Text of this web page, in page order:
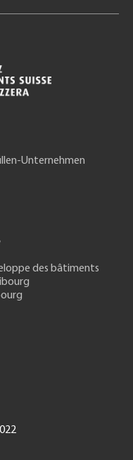
Unternehmen
des bâtiments